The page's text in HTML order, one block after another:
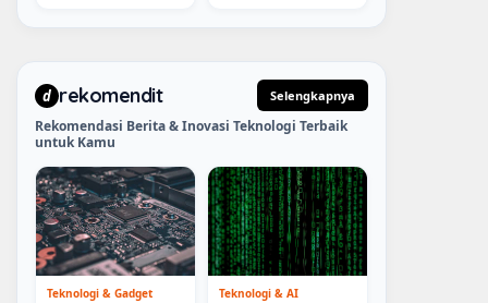
d rekomendit Selengkapnya
Rekomendasi Berita & Inovasi Teknologi Terbaik
untuk Kamu
Teknologi & Gadget
Teknologi & AI